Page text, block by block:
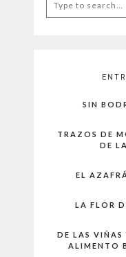
for:
SIN
TRAZOS DE
DE
EL
LA FLOR
DE LAS VIÑAS
ALIMENTO